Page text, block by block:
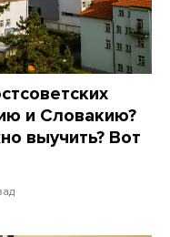
и Словакию?
выучить? Вот